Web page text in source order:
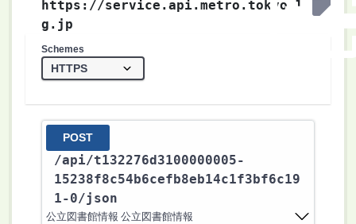
https://service.api.metro.tokyo.l
g.jp
Schemes
POST
/api/t132276d3100000005-
15238f8c54b6cefb8eb14c1f3bf6c19
1-0/json
公立図書館情報 公立図書館情報